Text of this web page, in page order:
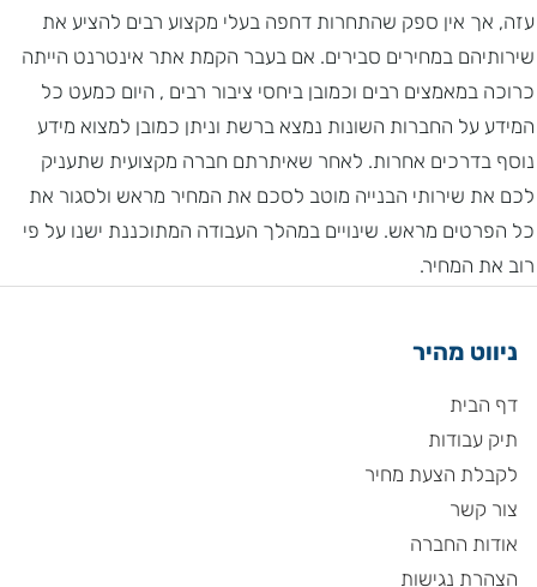
עזה, אך אין ספק שהתחרות דחפה בעלי מקצוע רבים להציע את
שירותיהם במחירים סבירים. אם בעבר הקמת אתר אינטרנט הייתה
כרוכה במאמצים רבים וכמובן ביחסי ציבור רבים , היום כמעט כל
המידע על החברות השונות נמצא ברשת וניתן כמובן למצוא מידע
נוסף בדרכים אחרות. לאחר שאיתרתם חברה מקצועית שתעניק
לכם את שירותי הבנייה מוטב לסכם את המחיר מראש ולסגור את
כל הפרטים מראש. שינויים במהלך העבודה המתוכננת ישנו על פי
רוב את המחיר.
ניווט מהיר
דף הבית
תיק עבודות
לקבלת הצעת מחיר
צור קשר
אודות החברה
הצהרת נגישות